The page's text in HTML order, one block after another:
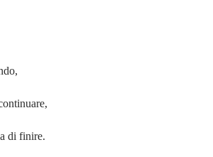
di finire.